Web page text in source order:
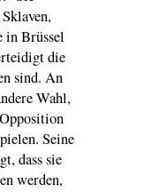
in Brüssel
die
sind. An
Wahl,
Seine
dass sie
werden,